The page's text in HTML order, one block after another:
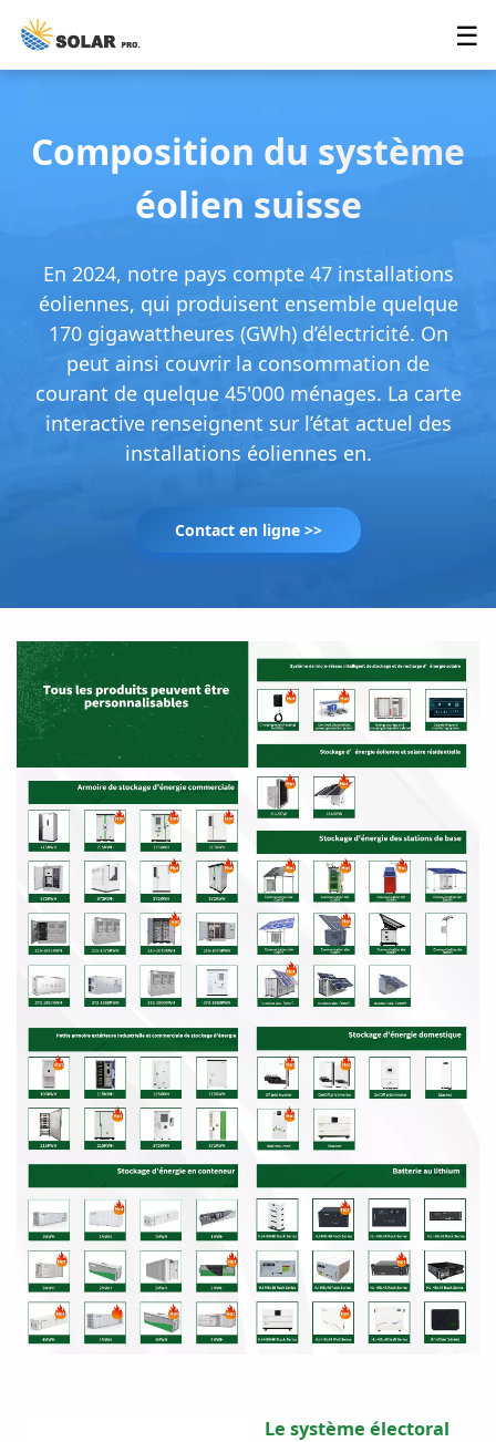
☰
Composition du système
éolien suisse
En 2024, notre pays compte 47 installations
éoliennes, qui produisent ensemble quelque
170 gigawattheures (GWh) d’électricité. On
peut ainsi couvrir la consommation de
courant de quelque 45'000 ménages. La carte
interactive renseignent sur l’état actuel des
installations éoliennes en.
Contact en ligne >>
Le système électoral